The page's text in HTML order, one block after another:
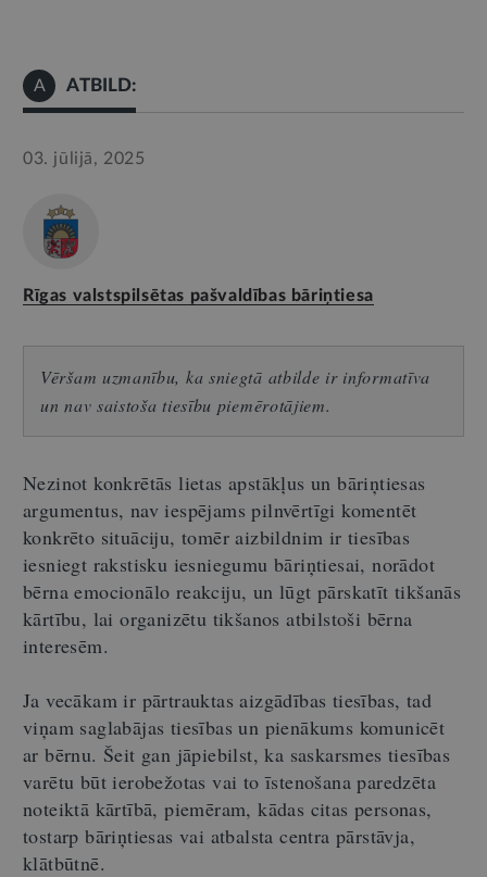
A ATBILD:
03. jūlijā, 2025
Rīgas valstspilsētas pašvaldības bāriņtiesa
Vēršam uzmanību, ka sniegtā atbilde ir informatīva
un nav saistoša tiesību piemērotājiem.
Nezinot konkrētās lietas apstākļus un bāriņtiesas
argumentus, nav iespējams pilnvērtīgi komentēt
konkrēto situāciju, tomēr aizbildnim ir tiesības
iesniegt rakstisku iesniegumu bāriņtiesai, norādot
bērna emocionālo reakciju, un lūgt pārskatīt tikšanās
kārtību, lai organizētu tikšanos atbilstoši bērna
interesēm.
Ja vecākam ir pārtrauktas aizgādības tiesības, tad
viņam saglabājas tiesības un pienākums komunicēt
ar bērnu. Šeit gan jāpiebilst, ka saskarsmes tiesības
varētu būt ierobežotas vai to īstenošana paredzēta
noteiktā kārtībā, piemēram, kādas citas personas,
tostarp bāriņtiesas vai atbalsta centra pārstāvja,
klātbūtnē.